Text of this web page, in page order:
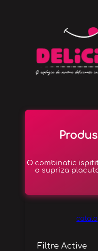
O combinatie
o supriza
Filtre Active